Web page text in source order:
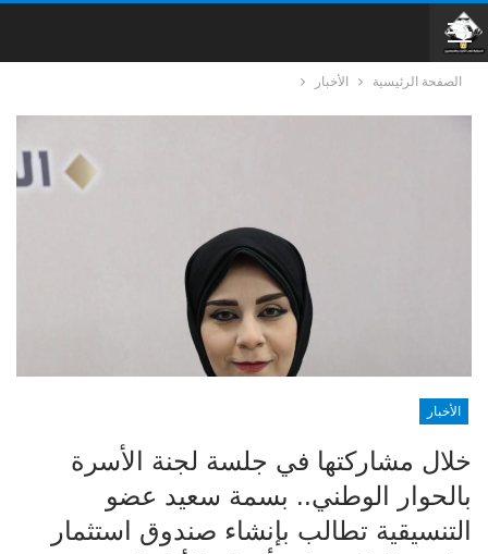
الصفحة الرئيسية الأخبار
الأخبار
خلال مشاركتها في جلسة لجنة الأسرة
بالحوار الوطني.. بسمة سعيد عضو
التنسيقية تطالب بإنشاء صندوق استثمار